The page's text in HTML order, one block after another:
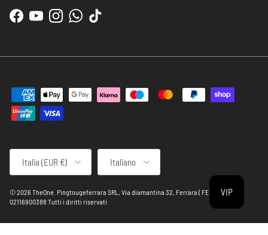
FacebookYouTubeInstagramWhatsAppTikTok
Paese/Regione
Italia (EUR €)
Lingua
Italiano
© 2026 TheOne Pingtougeferrara SRL, Via diamantina 32, Ferrara ( FE ) P.Iva:
02116900388 Tutti i diritti riservati
VIP